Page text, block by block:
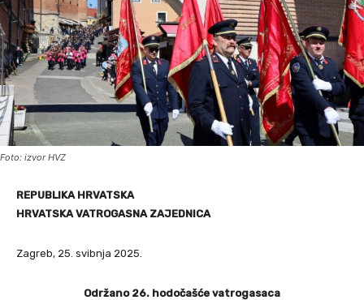
Foto: izvor HVZ
REPUBLIKA HRVATSKA
HRVATSKA VATROGASNA ZAJEDNICA
Zagreb, 25. svibnja 2025.
Održano 26. hodočašće vatrogasaca